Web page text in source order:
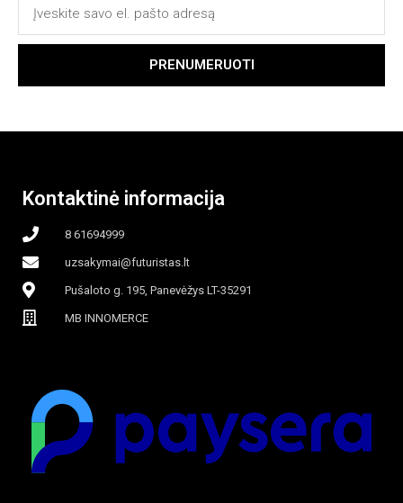
PRENUMERUOTI
Kontaktinė informacija
8 61694999
uzsakymai@futuristas.lt
Pušaloto g. 195, Panevėžys LT-35291
MB INNOMERCE